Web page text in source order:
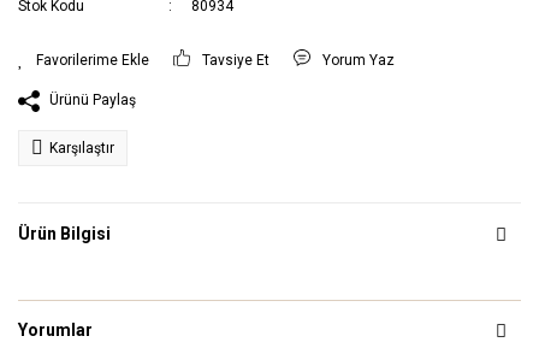
Stok Kodu
80934
Tavsiye Et Yorum Yaz
Ürünü Paylaş
Karşılaştır
Ürün Bilgisi
Yorumlar